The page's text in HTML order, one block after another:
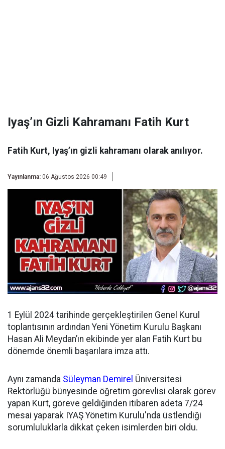
Iyaş’ın Gizli Kahramanı Fatih Kurt
Fatih Kurt, Iyaş’ın gizli kahramanı olarak anılıyor.
Yayınlanma: 06 Ağustos 2026 00:49
1 Eylül 2024 tarihinde gerçekleştirilen Genel Kurul
toplantısının ardından Yeni Yönetim Kurulu Başkanı
Hasan Ali Meydan’ın ekibinde yer alan Fatih Kurt bu
dönemde önemli başarılara imza attı.
Aynı zamanda Süleyman Demirel Üniversitesi
Rektörlüğü bünyesinde öğretim görevlisi olarak görev
yapan Kurt, göreve geldiğinden itibaren adeta 7/24
mesai yaparak IYAŞ Yönetim Kurulu'nda üstlendiği
sorumluluklarla dikkat çeken isimlerden biri oldu.